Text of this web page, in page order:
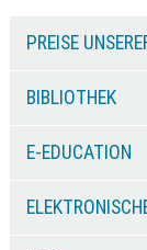
PREISE
BIBLIOTHEK
E-EDUCATION